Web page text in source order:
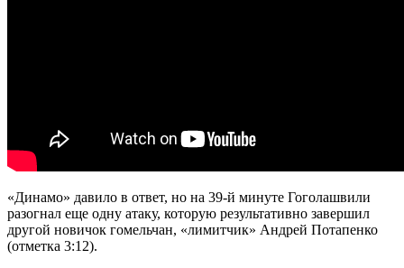
«Динамо» давило в ответ, но на 39-й минуте Гоголашвили
разогнал еще одну атаку, которую результативно завершил
другой новичок гомельчан, «лимитчик» Андрей Потапенко
(отметка 3:12).